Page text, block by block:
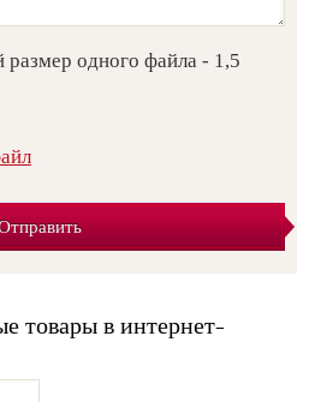
одного файла - 1,5
товары в интернет-